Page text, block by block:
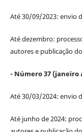
Até 30/09/2023: envio
Até dezembro:
autores e publicação
- Número 37 (janeiro
Até 30/03/2024: envio
Até junho de 2024: